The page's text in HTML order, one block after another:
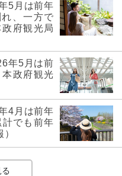
5月は前年
、一方で
府観光局
年5月は前
政府観光
4月は前年
でも前年